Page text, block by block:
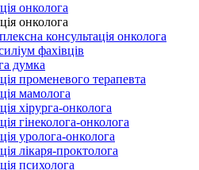
онколога
онколога
консультація онколога
фахівців
думка
променевого терапевта
мамолога
хірурга-онколога
гінеколога-онколога
уролога-онколога
лікаря-проктолога
психолога